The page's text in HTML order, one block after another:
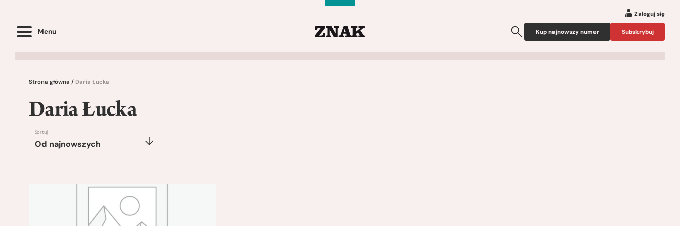
Menu
Zaloguj się
Kup najnowszy numer Subskrybuj
Strona główna / Daria Łucka
Daria Łucka
Sortuj
Od najnowszych